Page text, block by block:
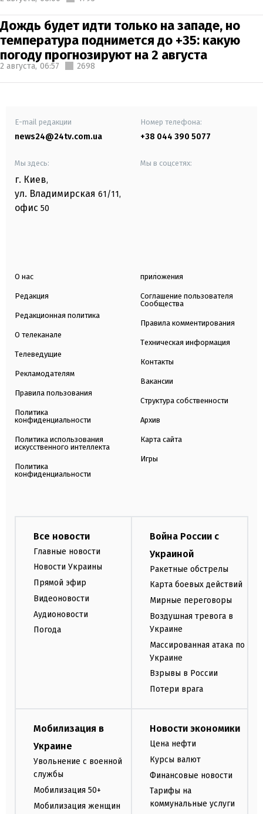
Дождь будет идти только на западе, но
температура поднимется до +35: какую
погоду прогнозируют на 2 августа
2 августа, 06:57 2698
E-mail редакции
news24@24tv.com.ua
Номер телефона:
+38 044 390 5077
Мы здесь:
г. Киев,
ул. Владимирская 61/11,
офис 50
Мы в соцсетях:
О нас
Редакция
Редакционная политика
О телеканале
Телеведущие
Рекламодателям
Правила пользования
Политика
конфиденциальности
Политика использования
искусственного интеллекта
Политика
конфиденциальности
приложения
Соглашение пользователя
Сообщества
Правила комментирования
Техническая информация
Контакты
Вакансии
Структура собственности
Архив
Карта сайта
Игры
Все новости
Главные новости
Новости Украины
Прямой эфир
Видеоновости
Аудионовости
Погода
Война России с
Украиной
Ракетные обстрелы
Карта боевых действий
Мирные переговоры
Воздушная тревога в
Украине
Массированная атака по
Украине
Взрывы в России
Потери врага
Мобилизация в
Украине
Увольнение с военной
службы
Мобилизация 50+
Мобилизация женщин
Новости экономики
Цена нефти
Курсы валют
Финансовые новости
Тарифы на
коммунальные услуги